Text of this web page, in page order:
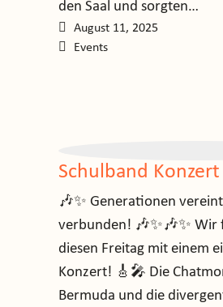
den Saal und sorgten…
August 11, 2025
Events
Schulband Konzert
🎶✨ Generationen
verbunden! 🎶✨🎶✨ Wir
diesen Freitag mit einem
Konzert! 🎸🎤 Die
Bermuda und die